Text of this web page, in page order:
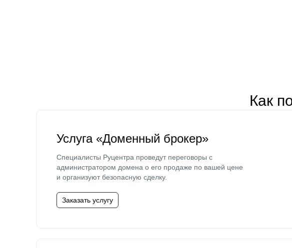
Как
Услуга «Доменный брокер»
Специалисты Руцентра проведут переговоры с
администратором домена о его продаже по вашей цене
и организуют безопасную сделку.
Заказать услугу